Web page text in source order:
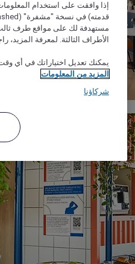
إذا وافقت على استخدام
مستهدفة لك على مواقع طرف ثالث
الأطراف الثالثة. لمعرفة
يمكنك تعديل اختياراتك في أي
المزيد من المعلومات
شركاؤنا